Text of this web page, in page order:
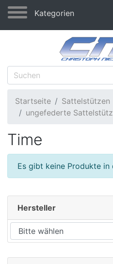
Kategorien
Startseite
Sattelstützen
ungefederte
Time
Es gibt keine Produkte in
Hersteller